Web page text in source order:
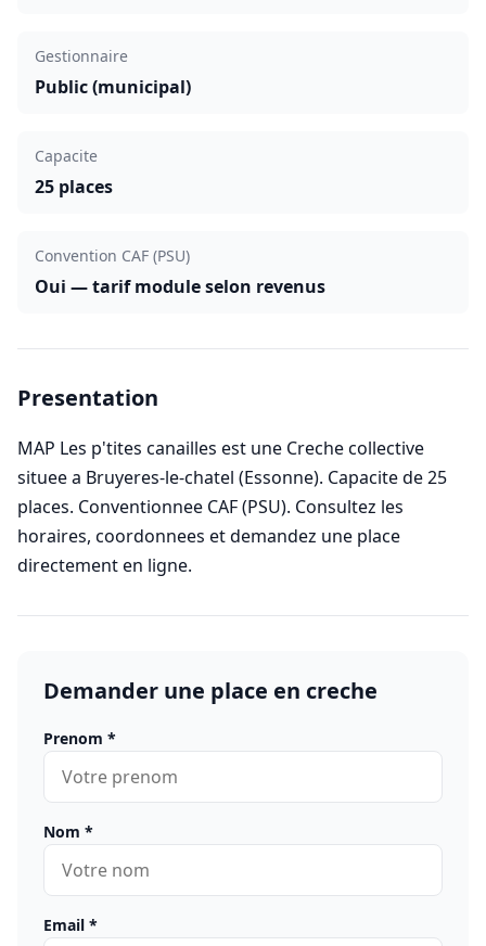
Gestionnaire
Public (municipal)
Capacite
25 places
Convention CAF (PSU)
Oui — tarif module selon revenus
Presentation
MAP Les p'tites canailles est une Creche collective
situee a Bruyeres-le-chatel (Essonne). Capacite de 25
places. Conventionnee CAF (PSU). Consultez les
horaires, coordonnees et demandez une place
directement en ligne.
Demander une place en creche
Prenom *
Nom *
Email *